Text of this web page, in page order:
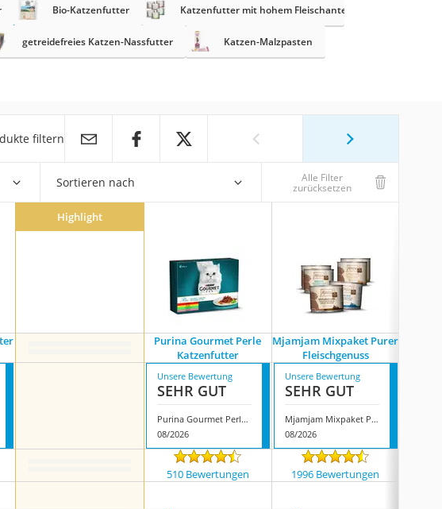
Bio-Katzenfutter Katzenfutter mit hohem Fleischanteil
getreidefreies Katzen-Nassfutter Katzen-Malzpasten
filtern
Sortieren nach Alle Filter
zurücksetzen
Highlight
Purina Gourmet Perle
Katzenfutter
Mjamjam Mixpaket Purer
Fleischgenuss
Unsere Bewertung
SEHR GUT
Purina Gourmet Perle Katzenfutter
08/2026
Unsere Bewertung
SEHR GUT
Mjamjam Mixpaket Purer Fleischgenuss
08/2026
510 Bewertungen 1996 Bewertungen